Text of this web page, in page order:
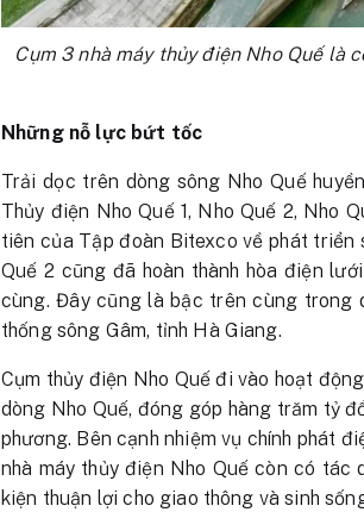
Cụm 3 nhà máy thủy điện Nho Quế là
Những nỗ lực bứt tốc
Trải dọc trên dòng sông Nho Quế
Thủy điện Nho Quế 1, Nho Quế 2, Nho
tiên của Tập đoàn Bitexco về phát triển
Quế 2 cũng đã hoàn thành hòa điện
cùng. Đây cũng là bậc trên cùng trong
thống sông Gâm, tỉnh Hà Giang.
Cụm thủy điện Nho Quế đi vào hoạt
dòng Nho Quế, đóng góp hàng trăm tỷ
phương. Bên cạnh nhiệm vụ chính phát
nhà máy thủy điện Nho Quế còn có tác
kiện thuận lợi cho giao thông và sinh